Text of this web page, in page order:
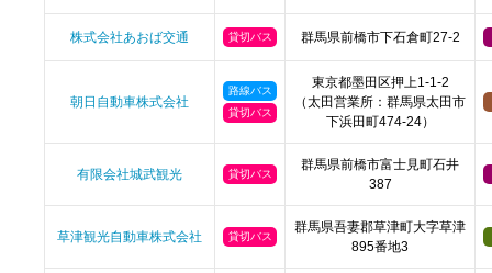
株式会社あおば交通 貸切バス 群馬県前橋市下石倉町27-2
朝日自動車株式会社
路線バス
貸切バス
東京都墨田区押上1-1-2
（太田営業所：群馬県太田市
下浜田町474-24）
有限会社城武観光 貸切バス
群馬県前橋市富士見町石井
387
草津観光自動車株式会社 貸切バス
群馬県吾妻郡草津町大字草津
895番地3